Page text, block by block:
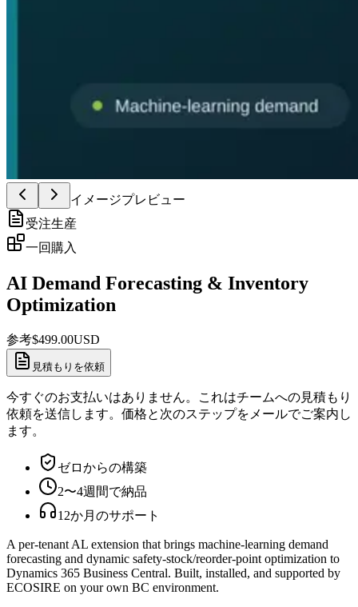
イメージプレビュー
受注生産
一回購入
AI Demand Forecasting & Inventory
Optimization
参考$499.00USD
見積もりを依頼
今すぐのお支払いはありません。これはチームへの見積もり
依頼を送信します。価格と次のステップをメールでご案内し
ます。
ゼロからの構築
2〜4週間で納品
12か月のサポート
A per-tenant AL extension that brings machine-learning demand
forecasting and dynamic safety-stock/reorder-point optimization to
Dynamics 365 Business Central. Built, installed, and supported by
ECOSIRE on your own BC environment.